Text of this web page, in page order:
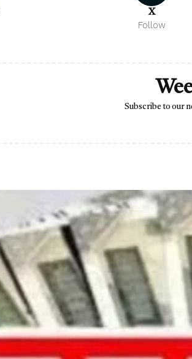
X
Follow
Subscribe to our